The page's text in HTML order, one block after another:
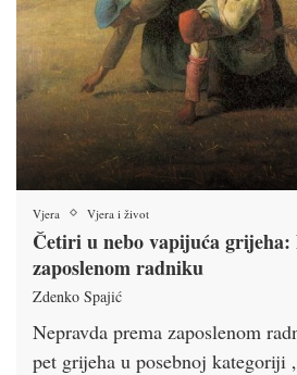
Vjera Vjera i život
Četiri u nebo vapijuća grijeha:
zaposlenom radniku
Zdenko Spajić
Nepravda prema zaposlenom
pet grijeha u posebnoj kategoriji